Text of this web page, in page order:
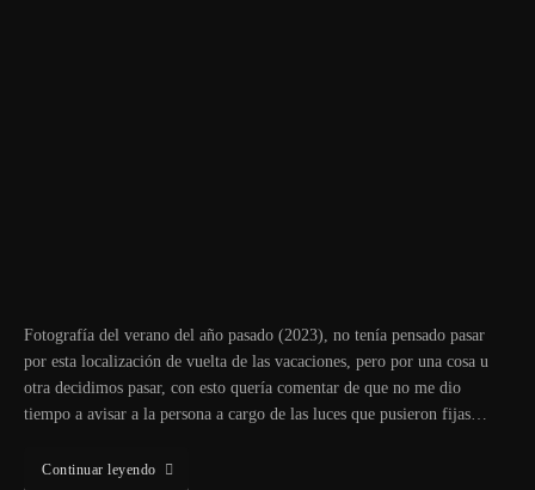
Fotografía del verano del año pasado (2023), no tenía pensado pasar
por esta localización de vuelta de las vacaciones, pero por una cosa u
otra decidimos pasar, con esto quería comentar de que no me dio
tiempo a avisar a la persona a cargo de las luces que pusieron fijas…
Continuar leyendo